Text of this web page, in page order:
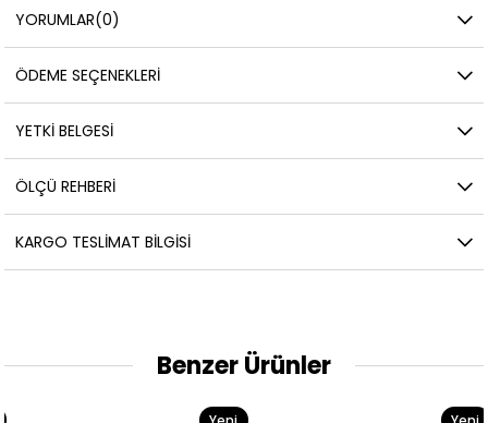
YORUMLAR(0)
ÖDEME SEÇENEKLERI
YETKİ BELGESİ
ÖLÇÜ REHBERI
KARGO TESLIMAT BILGISI
Benzer Ürünler